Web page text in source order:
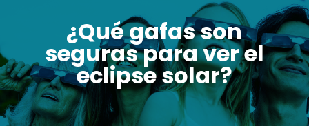
¿Qué gafas son
seguras para ver el
eclipse solar?